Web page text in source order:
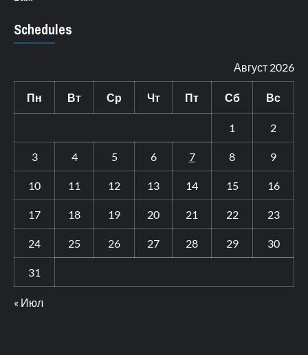
Schedules
Август 2026
Пн Вт Ср Чт Пт Сб Вс
1 2
3 4 5 6 7 8 9
10 11 12 13 14 15 16
17 18 19 20 21 22 23
24 25 26 27 28 29 30
31
« Июл